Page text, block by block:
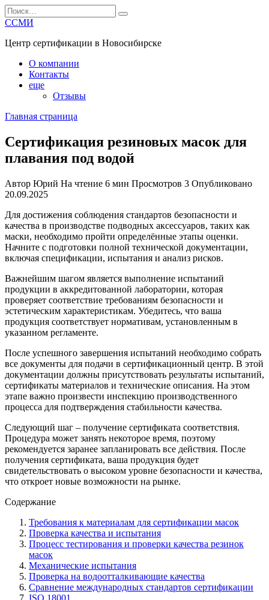
Перейти
к
Search
for:
ССМИ
Центр сертификации в Новосибирске
О компании
Контакты
еще
Отзывы
Главная страница
Сертификация резиновых масок для
плавания под водой
Автор Юрий На чтение 6 мин Просмотров 3 Опубликовано
20.09.2025
Для достижения соблюдения стандартов безопасности и
качества в производстве подводных аксессуаров, таких как
маски, необходимо пройти определённые этапы оценки.
Начните с подготовки полной технической документации,
включая спецификации, испытания и анализ рисков.
Важнейшим шагом является выполнение испытаний
продукции в аккредитованной лаборатории, которая
проверяет соответствие требованиям безопасности и
эстетическим характеристикам. Убедитесь, что ваша
продукция соответствует нормативам, установленным в
указанном регламенте.
После успешного завершения испытаний необходимо собрать
все документы для подачи в сертификационный центр. В этой
документации должны присутствовать результаты испытаний,
сертификаты материалов и технические описания. На этом
этапе важно произвести инспекцию производственного
процесса для подтверждения стабильности качества.
Следующий шаг – получение сертификата соответствия.
Процедура может занять некоторое время, поэтому
рекомендуется заранее запланировать все действия. После
получения сертификата, ваша продукция будет
свидетельствовать о высоком уровне безопасности и качества,
что откроет новые возможности на рынке.
Содержание
Требования к материалам для сертификации масок
Проверка качества и испытания
Процесс тестирования и проверки качества резинок
масок
Механические испытания
Проверка на водоотталкивающие качества
Сравнение международных стандартов сертификации
ISO 18001